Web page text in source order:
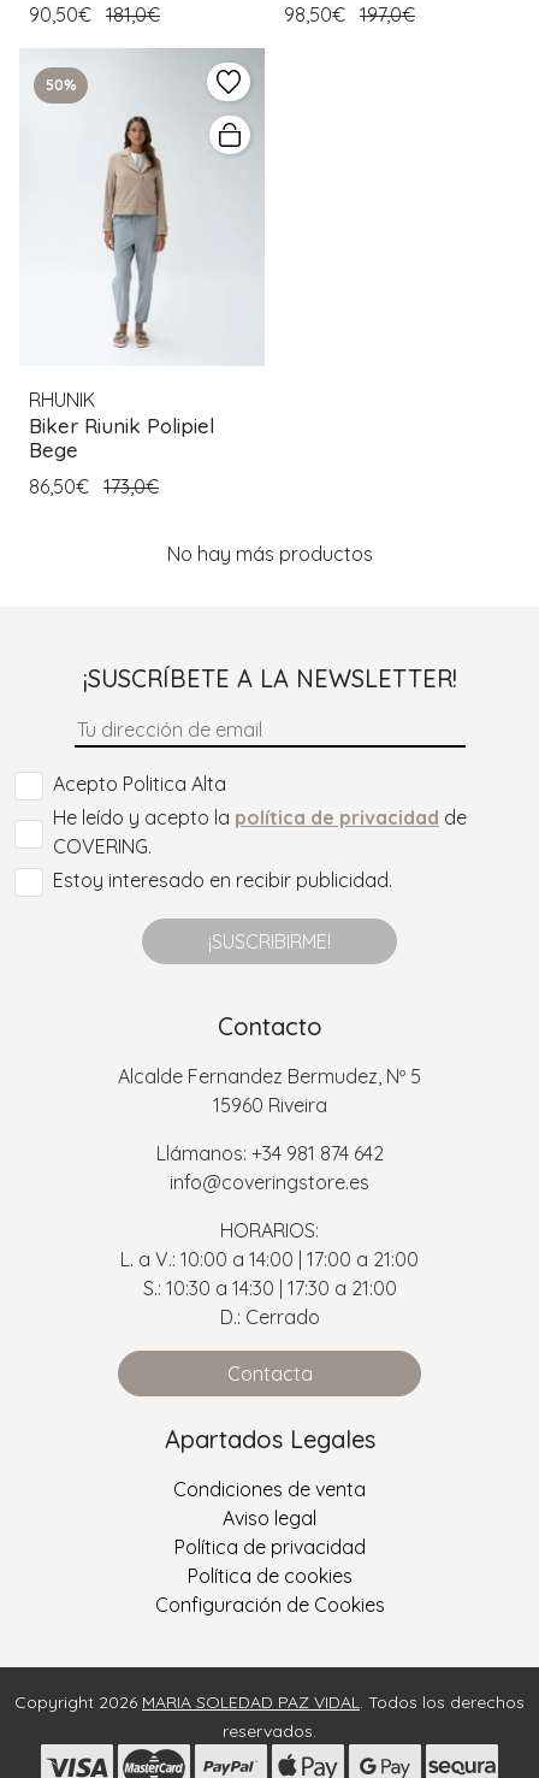
90,50€ 181,0€ 98,50€ 197,0€
50%
RHUNIK
Biker Riunik Polipiel
Bege
86,50€ 173,0€
No hay más productos
¡SUSCRÍBETE A LA NEWSLETTER!
Acepto Politica Alta
He leído y acepto la política de privacidad de
COVERING.
Estoy interesado en recibir publicidad.
¡SUSCRIBIRME!
Contacto
Alcalde Fernandez Bermudez, Nº 5
15960 Riveira
Llámanos: +34 981 874 642
info@coveringstore.es
HORARIOS:
L. a V.: 10:00 a 14:00 | 17:00 a 21:00
S.: 10:30 a 14:30 | 17:30 a 21:00
D.: Cerrado
Contacta
Apartados Legales
Condiciones de venta
Aviso legal
Política de privacidad
Política de cookies
Configuración de Cookies
Copyright 2026 MARIA SOLEDAD PAZ VIDAL. Todos los derechos
reservados.